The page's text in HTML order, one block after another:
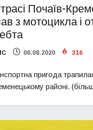
Почаїв-
з мотоцикла і
06.08.2020 316
пригода
районі.